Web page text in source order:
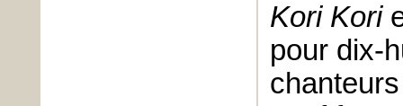
Kori Kori
pour dix-